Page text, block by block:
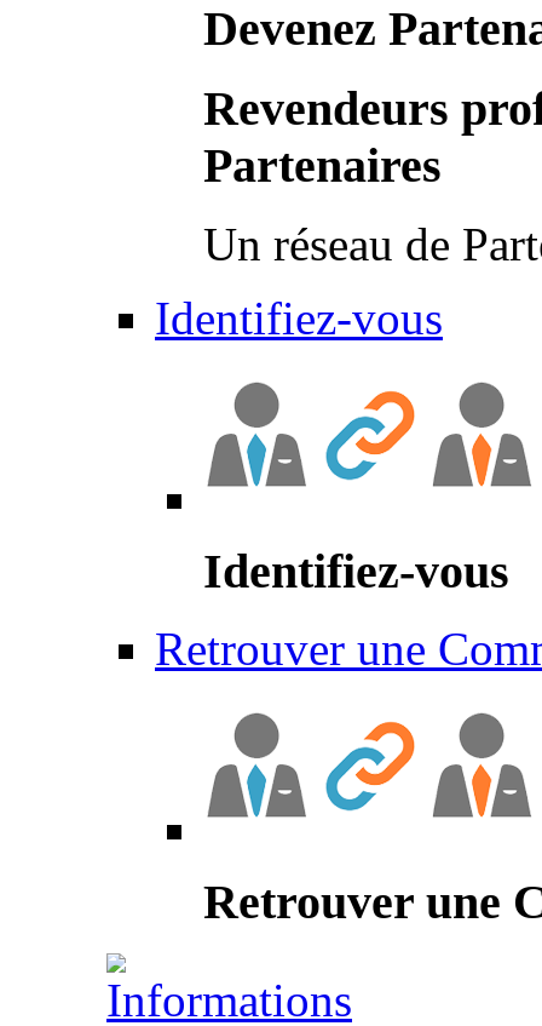
Devenez
Revendeurs
Partenaires
Un réseau de
Identifiez-vous
Identifiez-vous
Retrouver une
Retrouver une